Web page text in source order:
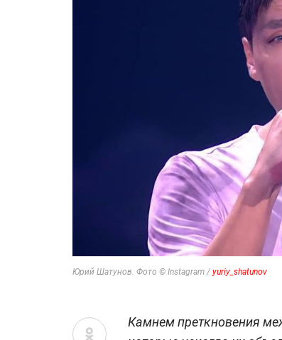
Юрий Шатунов. Фото © Instagram / yuriy_shatunov
Камнем преткновения